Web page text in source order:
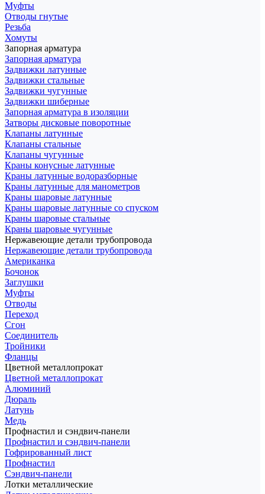
Муфты
Отводы гнутые
Резьба
Хомуты
Запорная арматура
Запорная арматура
Задвижки латунные
Задвижки стальные
Задвижки чугунные
Задвижки шиберные
Запорная арматура в изоляции
Затворы дисковые поворотные
Клапаны латунные
Клапаны стальные
Клапаны чугунные
Краны конусные латунные
Краны латунные водоразборные
Краны латунные для манометров
Краны шаровые латунные
Краны шаровые латунные со спуском
Краны шаровые стальные
Краны шаровые чугунные
Нержавеющие детали трубопровода
Нержавеющие детали трубопровода
Американка
Бочонок
Заглушки
Муфты
Отводы
Переход
Сгон
Соединитель
Тройники
Фланцы
Цветной металлопрокат
Цветной металлопрокат
Алюминий
Дюраль
Латунь
Медь
Профнастил и сэндвич-панели
Профнастил и сэндвич-панели
Гофрированный лист
Профнастил
Сэндвич-панели
Лотки металлические